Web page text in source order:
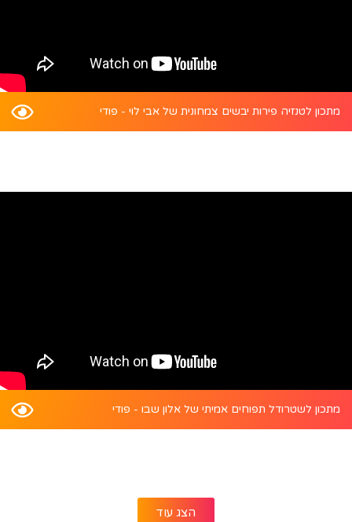
מתכון לטנזיה פירות יבשים צמחונית של אבי לוי - פודי
מתכון לשטרודל תפוחים אמיתי של אלון שבו - פודי
הצג עוד